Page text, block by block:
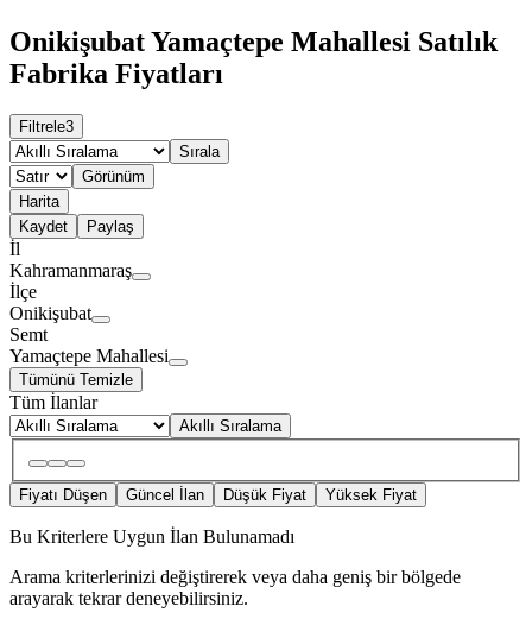
Onikişubat Yamaçtepe Mahallesi Satılık
Fabrika Fiyatları
Filtrele3
Sırala
Görünüm
Harita
Kaydet
Paylaş
İl
Kahramanmaraş
İlçe
Onikişubat
Semt
Yamaçtepe Mahallesi
Tümünü Temizle
Tüm İlanlar
Akıllı Sıralama
Fiyatı Düşen Güncel İlan Düşük Fiyat Yüksek Fiyat
Bu Kriterlere Uygun İlan Bulunamadı
Arama kriterlerinizi değiştirerek veya daha geniş bir bölgede
arayarak tekrar deneyebilirsiniz.